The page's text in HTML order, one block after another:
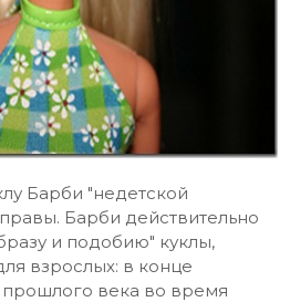
Барби "недетской
Барби действительно
и подобию" куклы,
взрослых: в конце
прошлого века во время